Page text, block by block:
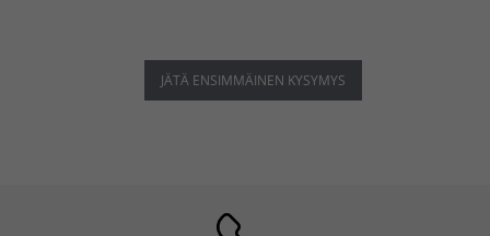
JÄTÄ ENSIMMÄINEN KYSYMYS